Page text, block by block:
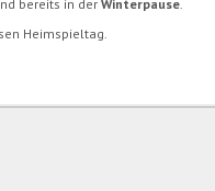
bereits in derWinterpause
Heimspieltag.